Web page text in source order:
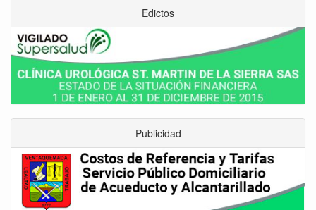
Edictos
Publicidad